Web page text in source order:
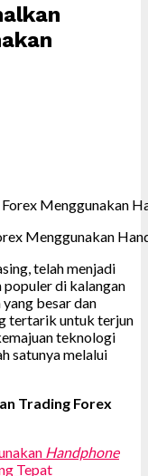
Menggunakan
telah menjadi
populer di kalangan
besar dan
tertarik untuk terjun
teknologi
satunya melalui
Trading Forex
Handphone
Tepat